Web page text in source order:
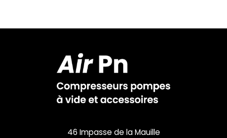
46 Impasse de la Mauille